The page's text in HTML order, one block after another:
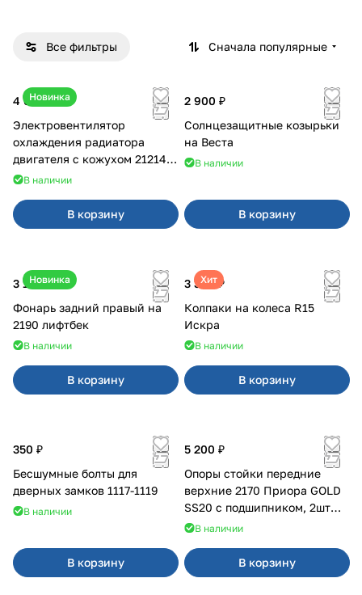
Все фильтры Сначала популярные
Новинка
4 600 ₽
Электровентилятор
охлаждения радиатора
двигателя с кожухом 21214
2121-21213 ВАЛЕЕ 95
В наличии
В корзину
2 900 ₽
Солнцезащитные козырьки
на Веста
В наличии
В корзину
Новинка
3 100 ₽
Фонарь задний правый на
2190 лифтбек
В наличии
В корзину
Хит
3 380 ₽
Колпаки на колеса R15
Искра
В наличии
В корзину
350 ₽
Бесшумные болты для
дверных замков 1117-1119
В наличии
В корзину
5 200 ₽
Опоры стойки передние
верхние 2170 Приора GOLD
SS20 с подшипником, 2шт
10116
В наличии
В корзину